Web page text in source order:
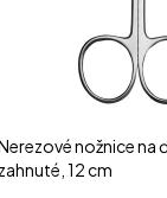
nožnice na
zahnuté, 12 cm